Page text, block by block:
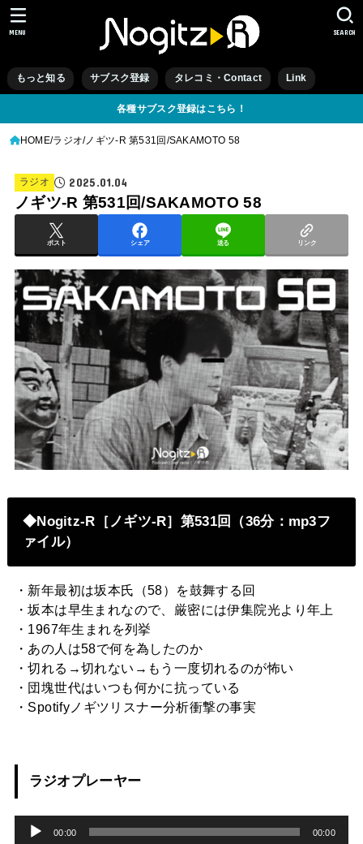
もっと知る サブスク登録 タレコミ・Contact Link
SEARCH
MENU
各種サブスク登録はこちら！
HOME ラジオ ノギツ-R 第531回/SAKAMOTO 58
ラジオ 2025.01.04
ノギツ-R 第531回/SAKAMOTO 58
ポスト シェア 送る リンク
◆Nogitz-R［ノギツ-R］第531回（36分：mp3フ
ァイル）
・新年最初は坂本氏（58）を鼓舞する回
・坂本は早生まれなので、厳密には伊集院光より年上
・1967年生まれを列挙
・あの人は58で何を為したのか
・切れる→切れない→もう一度切れるのが怖い
・団塊世代はいつも何かに抗っている
・Spotifyノギツリスナー分析衝撃の事実
ラジオプレーヤー
00:00 00:00